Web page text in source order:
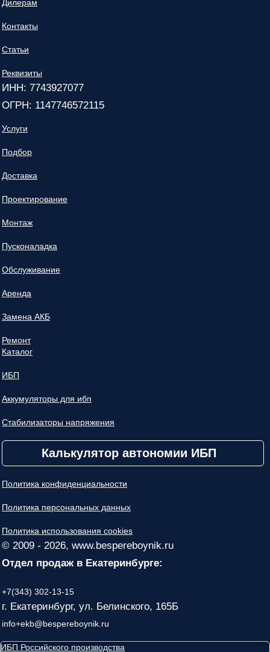
Дилерам
Контакты
Статьи
Реквизиты
ИНН: 7743927077
ОГРН: 1147746572115
Услуги
Подбор
Доставка
Проектирование
Монтаж
Пусконаладка
Обслуживание
Аренда
Замена АКБ
Ремонт
Каталог
ИБП
Аккумуляторы для ибп
Стабилизаторы напряжения
Калькулятор автономии ИБП
Политика конфиденциальности
Политика персональных данных
Политика использования cookies
© 2009 - 2026, www.bespereboynik.ru
Отдел продаж в Екатеринбурге:
+7(343) 302-13-15
г. Екатеринбург, ул. Белинского, 165Б
info+ekb@bespereboynik.ru
ИБП Российского производства